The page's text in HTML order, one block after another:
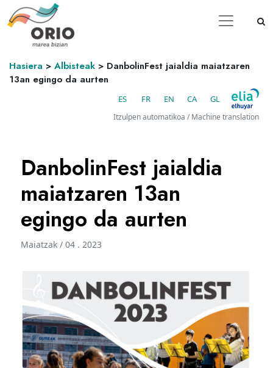
Hasiera > Albisteak > DanbolinFest jaialdia maiatzaren
13an egingo da aurten
ES FR EN CA GL
Itzulpen automatikoa / Machine translation
DanbolinFest jaialdia
maiatzaren 13an
egingo da aurten
Maiatzak / 04 . 2023